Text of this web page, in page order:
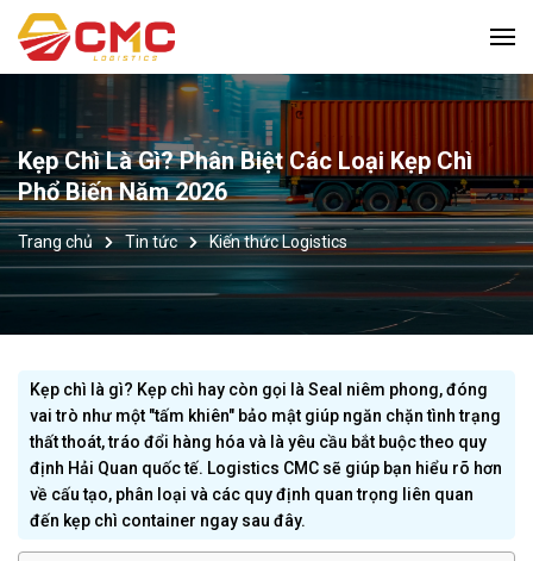
Kẹp Chì Là Gì? Phân Biệt Các Loại Kẹp Chì
Phổ Biến Năm 2026
Trang chủ Tin tức Kiến thức Logistics
Kẹp chì là gì? Kẹp chì hay còn gọi là Seal niêm phong, đóng
vai trò như một "tấm khiên" bảo mật giúp ngăn chặn tình trạng
thất thoát, tráo đổi hàng hóa và là yêu cầu bắt buộc theo quy
định Hải Quan quốc tế. Logistics CMC sẽ giúp bạn hiểu rõ hơn
về cấu tạo, phân loại và các quy định quan trọng liên quan
đến kẹp chì container ngay sau đây.